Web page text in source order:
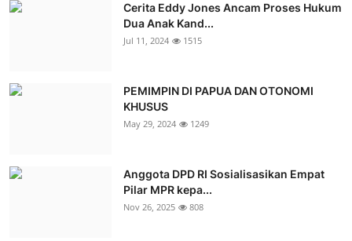
Cerita Eddy Jones Ancam Proses Hukum
Dua Anak Kand...
Jul 11, 2024 1515
PEMIMPIN DI PAPUA DAN OTONOMI
KHUSUS
May 29, 2024 1249
Anggota DPD RI Sosialisasikan Empat
Pilar MPR kepa...
Nov 26, 2025 808